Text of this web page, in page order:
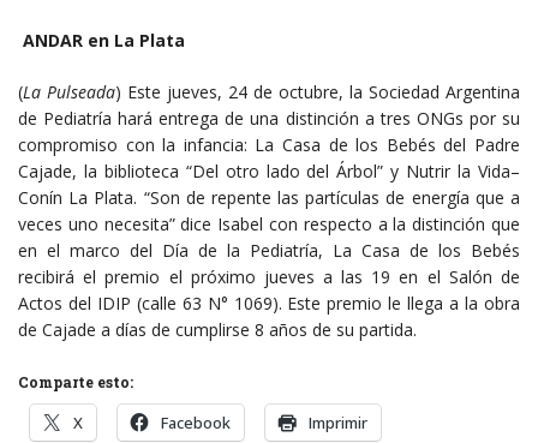
ANDAR en La Plata
(La Pulseada) Este jueves, 24 de octubre, la Sociedad Argentina
de Pediatría hará entrega de una distinción a tres ONGs por su
compromiso con la infancia: La Casa de los Bebés del Padre
Cajade, la biblioteca “Del otro lado del Árbol” y Nutrir la Vida–
Conín La Plata. “Son de repente las partículas de energía que a
veces uno necesita” dice Isabel con respecto a la distinción que
en el marco del Día de la Pediatría, La Casa de los Bebés
recibirá el premio el próximo jueves a las 19 en el Salón de
Actos del IDIP (calle 63 N° 1069). Este premio le llega a la obra
de Cajade a días de cumplirse 8 años de su partida.
Comparte esto:
X Facebook Imprimir